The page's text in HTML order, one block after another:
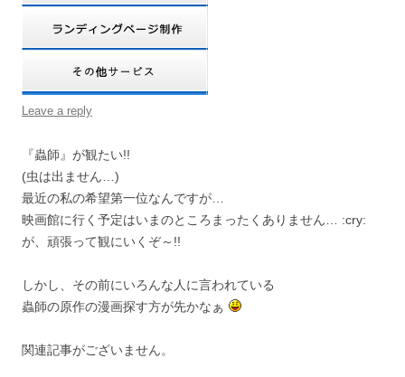
切実な希望!!
Leave a reply
『蟲師』が観たい!!
(虫は出ません…)
最近の私の希望第一位なんですが…
映画館に行く予定はいまのところまったくありません… :cry:
が、頑張って観にいくぞ～!!
しかし、その前にいろんな人に言われている
蟲師の原作の漫画探す方が先かなぁ
関連記事がございません。